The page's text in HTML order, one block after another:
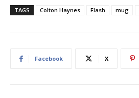
r
g
n
TAGS Colton Haynes Flash mug
Facebook X